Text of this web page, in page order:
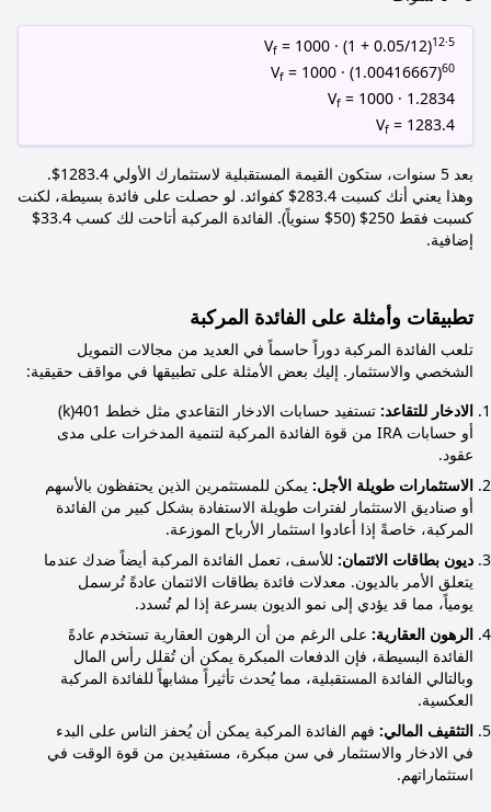
Vf = 1000 · (1 + 0.05/12)12·5
Vf = 1000 · (1.00416667)60
Vf = 1000 · 1.2834
Vf = 1283.4
بعد 5 سنوات، ستكون القيمة المستقبلية لاستثمارك الأولي 1283.4$.
وهذا يعني أنك كسبت 283.4$ كفوائد. لو حصلت على فائدة بسيطة، لكنت
كسبت فقط 250$ (50$ سنوياً). الفائدة المركبة أتاحت لك كسب 33.4$
إضافية.
تطبيقات وأمثلة على الفائدة المركبة
تلعب الفائدة المركبة دوراً حاسماً في العديد من مجالات التمويل
الشخصي والاستثمار. إليك بعض الأمثلة على تطبيقها في مواقف حقيقية:
الادخار للتقاعد:
تستفيد حسابات الادخار التقاعدي مثل خطط 401(k)
أو حسابات IRA من قوة الفائدة المركبة لتنمية المدخرات على مدى
عقود.
الاستثمارات طويلة الأجل: يمكن للمستثمرين الذين يحتفظون بالأسهم
أو صناديق الاستثمار لفترات طويلة الاستفادة بشكل كبير من الفائدة
المركبة، خاصةً إذا أعادوا استثمار الأرباح الموزعة.
ديون بطاقات الائتمان: للأسف، تعمل الفائدة المركبة أيضاً ضدك عندما
يتعلق الأمر بالديون. معدلات فائدة بطاقات الائتمان عادةً تُرسمل
يومياً، مما قد يؤدي إلى نمو الديون بسرعة إذا لم تُسدد.
الرهون العقارية: على الرغم من أن الرهون العقارية تستخدم عادةً
الفائدة البسيطة، فإن الدفعات المبكرة يمكن أن تُقلل رأس المال
وبالتالي الفائدة المستقبلية، مما يُحدث تأثيراً مشابهاً للفائدة المركبة
العكسية.
التثقيف المالي: فهم الفائدة المركبة يمكن أن يُحفز الناس على البدء
في الادخار والاستثمار في سن مبكرة، مستفيدين من قوة الوقت في
استثماراتهم.